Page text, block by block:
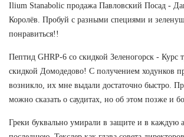
Ilium Stanabolic продажа Павловский Посад -
Королёв. Пробуй с разными специями и
понравиться!!
Пептид GHRP-6 со скидкой Зеленогорск - Курс
скидкой Домодедово! С получением ходунков
возникло, их мне выдали достаточно быстро.
можно сказать о саудитах, но об этом позже и
Греки буквально умирали в защите и в каждую